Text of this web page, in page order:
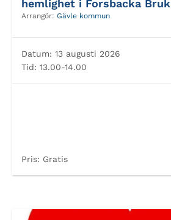
hemlighet i Forsbacka Bruk
Arrangör: Gävle kommun
Datum: 13 augusti 2026
Tid: 13.00-14.00
Pris: Gratis